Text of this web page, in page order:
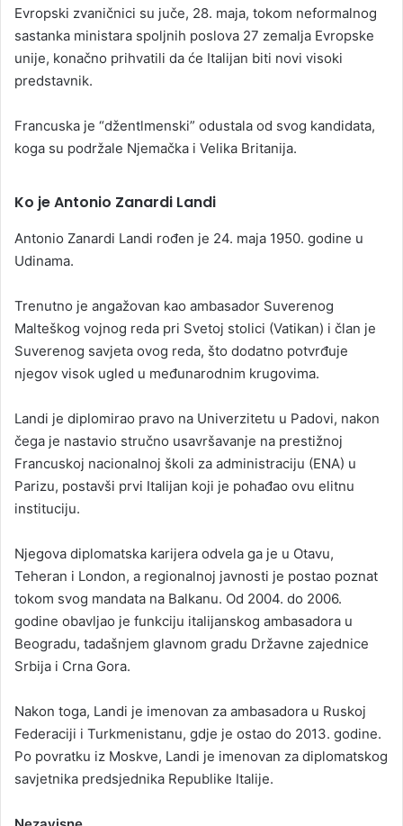
Evropski zvaničnici su juče, 28. maja, tokom neformalnog
sastanka ministara spoljnih poslova 27 zemalja Evropske
unije, konačno prihvatili da će Italijan biti novi visoki
predstavnik.
Francuska je “džentlmenski” odustala od svog kandidata,
koga su podržale Njemačka i Velika Britanija.
Ko je Antonio Zanardi Landi
Antonio Zanardi Landi rođen je 24. maja 1950. godine u
Udinama.
Trenutno je angažovan kao ambasador Suverenog
Malteškog vojnog reda pri Svetoj stolici (Vatikan) i član je
Suverenog savjeta ovog reda, što dodatno potvrđuje
njegov visok ugled u međunarodnim krugovima.
Landi je diplomirao pravo na Univerzitetu u Padovi, nakon
čega je nastavio stručno usavršavanje na prestižnoj
Francuskoj nacionalnoj školi za administraciju (ENA) u
Parizu, postavši prvi Italijan koji je pohađao ovu elitnu
instituciju.
Njegova diplomatska karijera odvela ga je u Otavu,
Teheran i London, a regionalnoj javnosti je postao poznat
tokom svog mandata na Balkanu. Od 2004. do 2006.
godine obavljao je funkciju italijanskog ambasadora u
Beogradu, tadašnjem glavnom gradu Državne zajednice
Srbija i Crna Gora.
Nakon toga, Landi je imenovan za ambasadora u Ruskoj
Federaciji i Turkmenistanu, gdje je ostao do 2013. godine.
Po povratku iz Moskve, Landi je imenovan za diplomatskog
savjetnika predsjednika Republike Italije.